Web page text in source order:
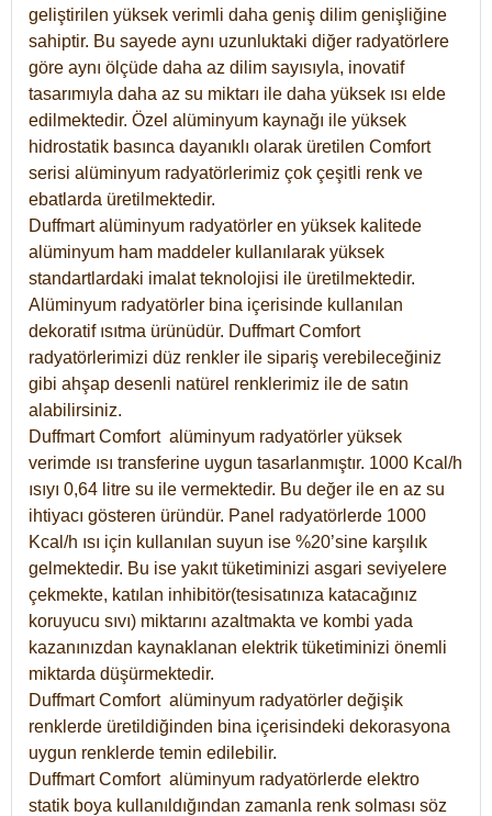
geliştirilen yüksek verimli daha geniş dilim genişliğine
sahiptir. Bu sayede aynı uzunluktaki diğer radyatörlere
göre aynı ölçüde daha az dilim sayısıyla, inovatif
tasarımıyla daha az su miktarı ile daha yüksek ısı elde
edilmektedir. Özel alüminyum kaynağı ile yüksek
hidrostatik basınca dayanıklı olarak üretilen Comfort
serisi alüminyum radyatörlerimiz çok çeşitli renk ve
ebatlarda üretilmektedir.
Duffmart alüminyum radyatörler en yüksek kalitede
alüminyum ham maddeler kullanılarak yüksek
standartlardaki imalat teknolojisi ile üretilmektedir.
Alüminyum radyatörler bina içerisinde kullanılan
dekoratif ısıtma ürünüdür. Duffmart Comfort
radyatörlerimizi düz renkler ile sipariş verebileceğiniz
gibi ahşap desenli natürel renklerimiz ile de satın
alabilirsiniz.
Duffmart Comfort alüminyum radyatörler yüksek
verimde ısı transferine uygun tasarlanmıştır. 1000 Kcal/h
ısıyı 0,64 litre su ile vermektedir. Bu değer ile en az su
ihtiyacı gösteren üründür. Panel radyatörlerde 1000
Kcal/h ısı için kullanılan suyun ise %20’sine karşılık
gelmektedir. Bu ise yakıt tüketiminizi asgari seviyelere
çekmekte, katılan inhibitör(tesisatınıza katacağınız
koruyucu sıvı) miktarını azaltmakta ve kombi yada
kazanınızdan kaynaklanan elektrik tüketiminizi önemli
miktarda düşürmektedir.
Duffmart Comfort alüminyum radyatörler değişik
renklerde üretildiğinden bina içerisindeki dekorasyona
uygun renklerde temin edilebilir.
DuffmartComfort alüminyum radyatörlerde elektro
statik boya kullanıldığından zamanla renk solması söz